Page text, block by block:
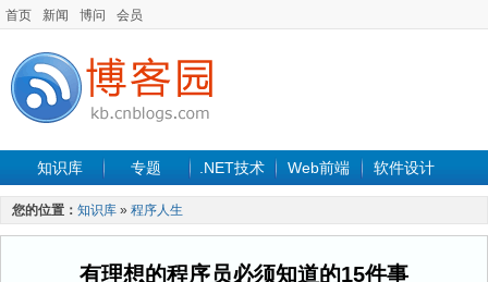
首页 新闻 博问 会员
知识库 专题 .NET技术 Web前端 软件设计
手机开发 软件工程
最新文章
您的位置： 知识库 » 程序人生
有理想的程序员必须知道的15件事